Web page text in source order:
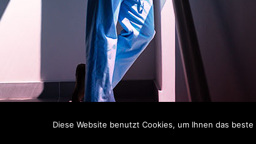
Diese Website benutzt Cookies, um Ihnen das